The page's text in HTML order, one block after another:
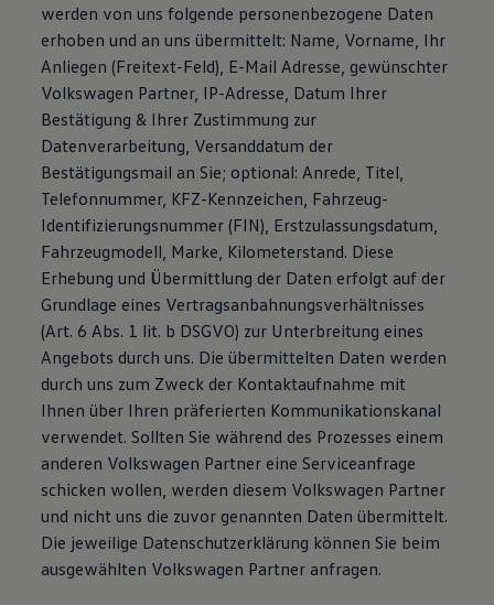
werden von uns folgende personenbezogene Daten
erhoben und an uns übermittelt: Name, Vorname, Ihr
Anliegen (Freitext-Feld), E-Mail Adresse, gewünschter
Volkswagen Partner, IP-Adresse, Datum Ihrer
Bestätigung & Ihrer Zustimmung zur
Datenverarbeitung, Versanddatum der
Bestätigungsmail an Sie; optional: Anrede, Titel,
Telefonnummer, KFZ-Kennzeichen, Fahrzeug-
Identifizierungsnummer (FIN), Erstzulassungsdatum,
Fahrzeugmodell, Marke, Kilometerstand. Diese
Erhebung und Übermittlung der Daten erfolgt auf der
Grundlage eines Vertragsanbahnungsverhältnisses
(Art. 6 Abs. 1 lit. b DSGVO) zur Unterbreitung eines
Angebots durch uns. Die übermittelten Daten werden
durch uns zum Zweck der Kontaktaufnahme mit
Ihnen über Ihren präferierten Kommunikationskanal
verwendet. Sollten Sie während des Prozesses einem
anderen Volkswagen Partner eine Serviceanfrage
schicken wollen, werden diesem Volkswagen Partner
und nicht uns die zuvor genannten Daten übermittelt.
Die jeweilige Datenschutzerklärung können Sie beim
ausgewählten Volkswagen Partner anfragen.